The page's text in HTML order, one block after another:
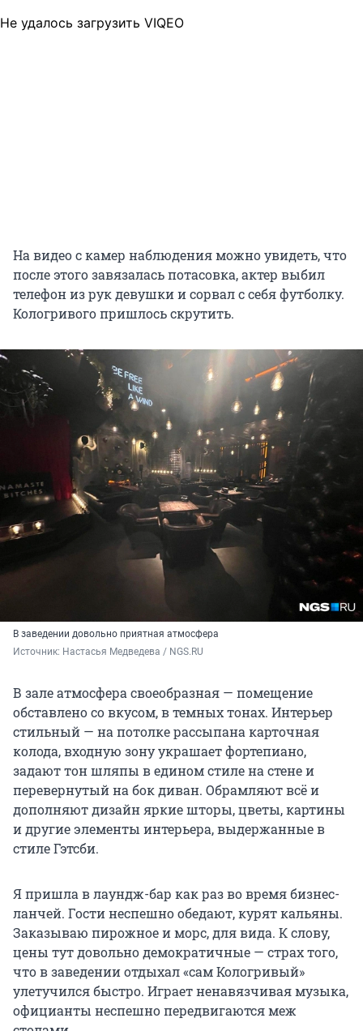
Не удалось загрузить VIQEO
На видео с камер наблюдения можно увидеть, что
после этого завязалась потасовка, актер выбил
телефон из рук девушки и сорвал с себя футболку.
Кологривого пришлось скрутить.
В заведении довольно приятная атмосфера
Источник: Настасья Медведева / NGS.RU
В зале атмосфера своеобразная — помещение
обставлено со вкусом, в темных тонах. Интерьер
стильный — на потолке рассыпана карточная
колода, входную зону украшает фортепиано,
задают тон шляпы в едином стиле на стене и
перевернутый на бок диван. Обрамляют всё и
дополняют дизайн яркие шторы, цветы, картины
и другие элементы интерьера, выдержанные в
стиле Гэтсби.
Я пришла в лаундж-бар как раз во время бизнес-
ланчей. Гости неспешно обедают, курят кальяны.
Заказываю пирожное и морс, для вида. К слову,
цены тут довольно демократичные — страх того,
что в заведении отдыхал «сам Кологривый»
улетучился быстро. Играет ненавязчивая музыка,
официанты неспешно передвигаются меж